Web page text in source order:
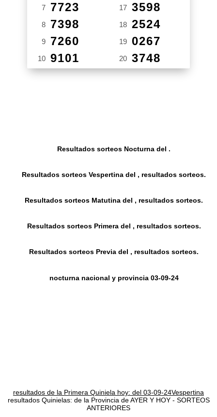
7 7723
8 7398
9 7260
10 9101
17 3598
18 2524
19 0267
20 3748
Resultados sorteos Nocturna del .
Resultados sorteos Vespertina del , resultados sorteos.
Resultados sorteos Matutina del , resultados sorteos.
Resultados sorteos Primera del , resultados sorteos.
Resultados sorteos Previa del , resultados sorteos.
nocturna nacional y provincia 03-09-24
resultados de la Primera Quiniela hoy: del 03-09-24Vespertina
resultados Quinielas: de la Provincia de AYER Y HOY - SORTEOS
ANTERIORES